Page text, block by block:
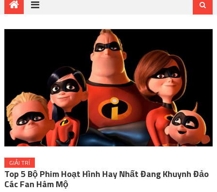
GIẢI TRÍ
Top 5 Bộ Phim Hoạt Hình Hay Nhất Đang Khuynh Đảo
Các Fan Hâm Mộ